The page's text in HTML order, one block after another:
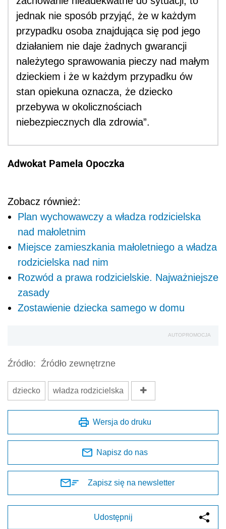
jednak nie sposób przyjąć, że w każdym
przypadku osoba znajdująca się pod jego
działaniem nie daje żadnych gwarancji
należytego sprawowania pieczy nad małym
dzieckiem i że w każdym przypadku ów
stan opiekuna oznacza, że dziecko
przebywa w okolicznościach
niebezpiecznych dla zdrowia”.
Adwokat Pamela Opoczka
Zobacz również:
Plan wychowawczy a władza rodzicielska
nad małoletnim
Miejsce zamieszkania małoletniego a władza
rodzicielska nad nim
Rozwód a prawa rodzicielskie. Najważniejsze
zasady
Zostawienie dziecka samego w domu
AUTOPROMOCJA
Źródło: Źródło zewnętrzne
dziecko władza rodzicielska
Wersja do druku
Napisz do nas
Zapisz się na newsletter
Udostępnij